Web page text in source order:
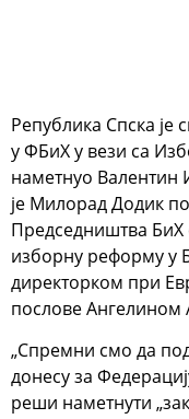
Република Спска је
у ФБиХ у вези са
наметнуо Валентин
је Милорад Додик
Председништва БиХ
изборну реформу у
директорком при
послове Ангелином
„Спремни смо да
донесу за
реши наметнути